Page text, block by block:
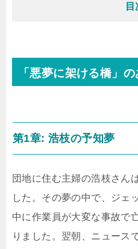
目
「悪夢に架ける橋」
第1章: 浩枝の予知夢
団地に住む主婦の浩枝さん
した。その夢の中で、ジェ
中に作業員が大変な事故で
りました。翌朝、ニュース